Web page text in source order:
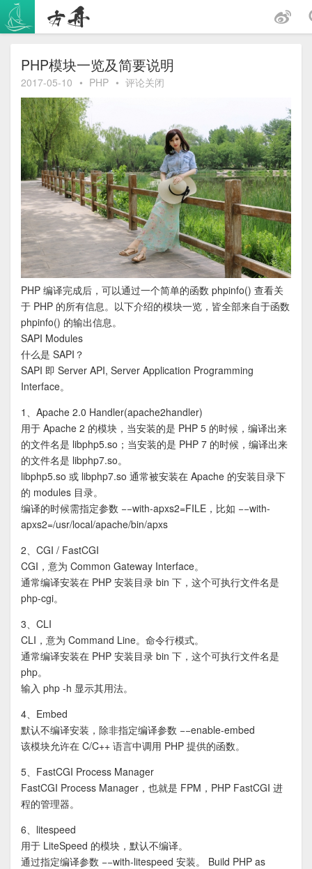
内
PHP模块一览及简要说明
2017-05-10 • PHP • 评论关闭
PHP 编译完成后，可以通过一个简单的函数 phpinfo() 查看关
于 PHP 的所有信息。以下介绍的模块一览，皆全部来自于函数
phpinfo() 的输出信息。
SAPI Modules
什么是 SAPI？
SAPI 即 Server API, Server Application Programming
Interface。
1、Apache 2.0 Handler(apache2handler)
用于 Apache 2 的模块，当安装的是 PHP 5 的时候，编译出来
的文件名是 libphp5.so；当安装的是 PHP 7 的时候，编译出来
的文件名是 libphp7.so。
libphp5.so 或 libphp7.so 通常被安装在 Apache 的安装目录下
的 modules 目录。
编译的时候需指定参数 −−with-apxs2=FILE，比如 −−with-
apxs2=/usr/local/apache/bin/apxs
2、CGI / FastCGI
CGI，意为 Common Gateway Interface。
通常编译安装在 PHP 安装目录 bin 下，这个可执行文件名是
php-cgi。
3、CLI
CLI，意为 Command Line。命令行模式。
通常编译安装在 PHP 安装目录 bin 下，这个可执行文件名是
php。
输入 php -h 显示其用法。
4、Embed
默认不编译安装，除非指定编译参数 −−enable-embed
该模块允许在 C/C++ 语言中调用 PHP 提供的函数。
5、FastCGI Process Manager
FastCGI Process Manager，也就是 FPM，PHP FastCGI 进
程的管理器。
6、litespeed
用于 LiteSpeed 的模块，默认不编译。
通过指定编译参数 −−with-litespeed 安装。 Build PHP as